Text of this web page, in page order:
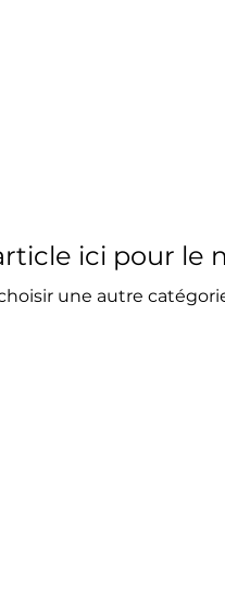
ici pour le
une autre